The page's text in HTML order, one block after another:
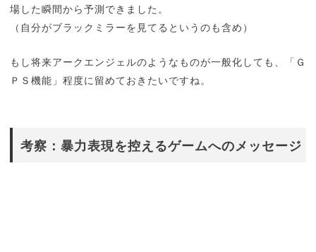
場した瞬間から予測できました。
（自分がブラックミラーを見てるというのも含め）
もし将来アークエンジェルのようなものが一般化しても、「Ｇ
ＰＳ機能」程度に留めておきたいですね。
考察：暴力表現を控えるゲームへのメッセージ